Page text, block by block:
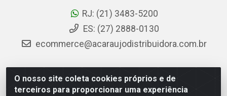
O nosso site coleta cookies próprios e de
terceiros para proporcionar uma experiência
RJ: (21) 3483-5200
ES: (27) 2888-0130
ecommerce@acaraujodistribuidora.com.br
AC Araujo Distribuidora - Rua Carneiro de Campos, 42 -